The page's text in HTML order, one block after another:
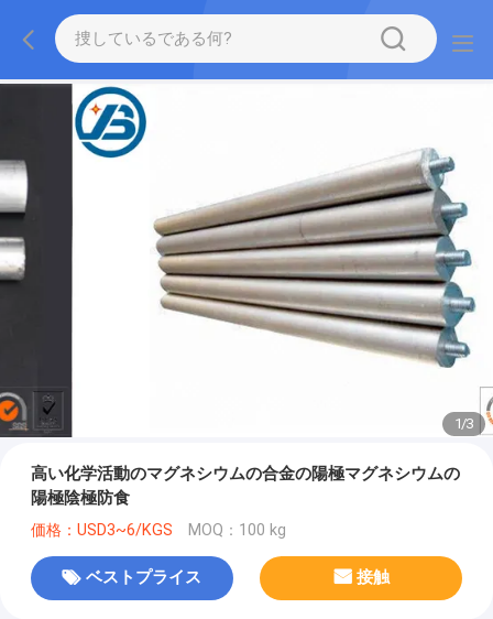
1/3
高い化学活動のマグネシウムの合金の陽極マグネシウムの
陽極陰極防食
価格：USD3~6/KGS MOQ：100 kg
ベストプライス 接触